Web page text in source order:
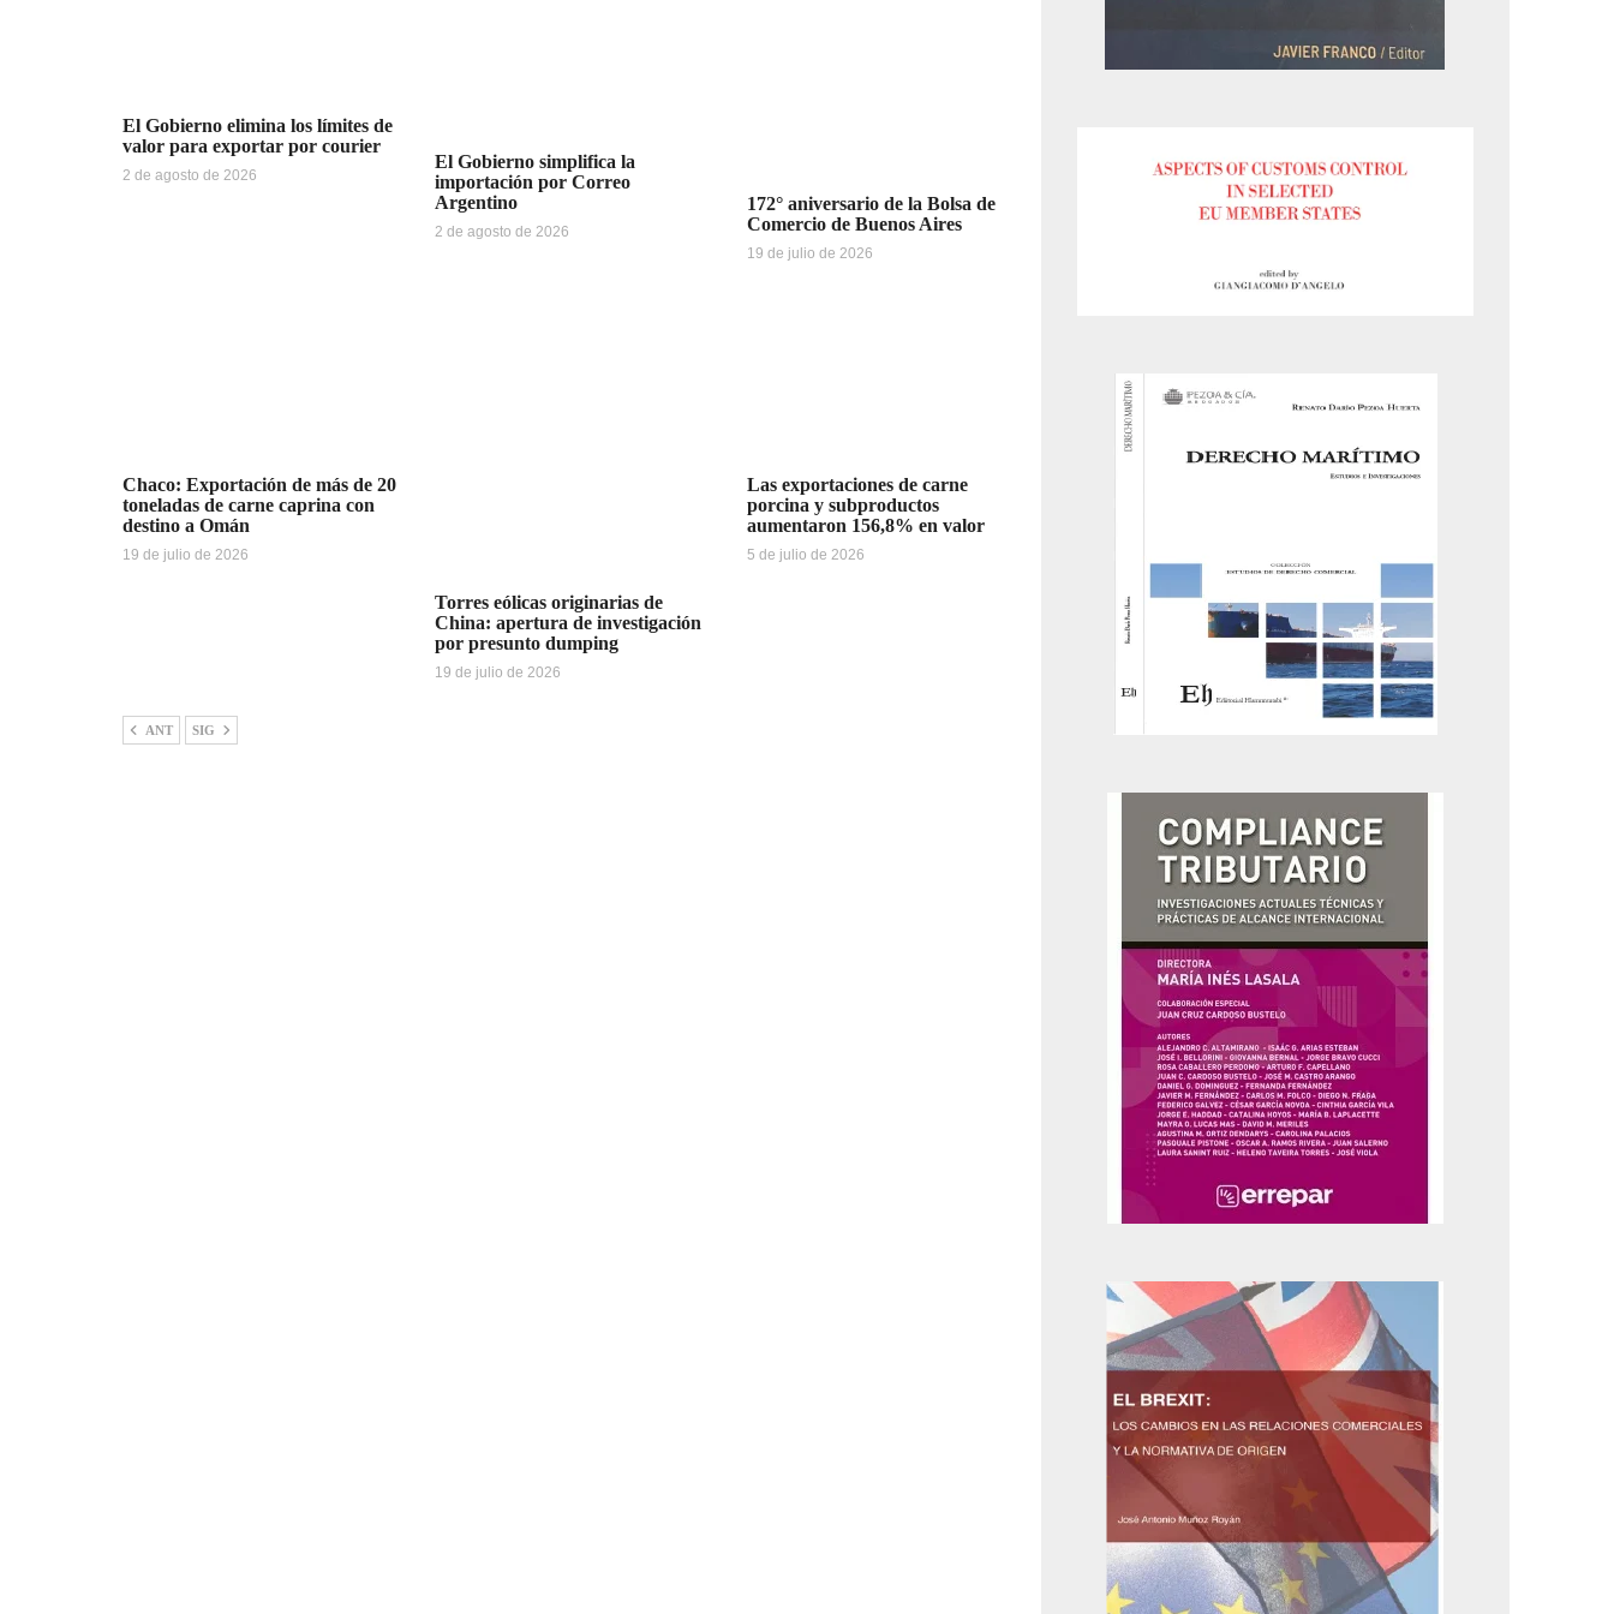
El Gobierno elimina los límites de
valor para exportar por courier
2 de agosto de 2026
El Gobierno simplifica la
importación por Correo
Argentino
2 de agosto de 2026
172° aniversario de la Bolsa de
Comercio de Buenos Aires
19 de julio de 2026
Chaco: Exportación de más de 20
toneladas de carne caprina con
destino a Omán
19 de julio de 2026
Torres eólicas originarias de
China: apertura de investigación
por presunto dumping
19 de julio de 2026
Las exportaciones de carne
porcina y subproductos
aumentaron 156,8% en valor
5 de julio de 2026
ANT SIG